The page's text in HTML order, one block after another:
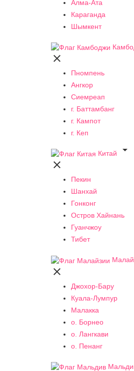
Алма-Ата
Караганда
Шымкент

Пномпень
Ангкор
Сиемреап
г. Баттамбанг
г. Кампот
г. Кеп
Китай


Пекин
Шанхай
Гонконг
Остров Хайнань
Гуанчжоу
Тибет

Джохор-Бару
Куала-Лумпур
Малакка
о. Борнео
о. Лангкави
о. Пенанг